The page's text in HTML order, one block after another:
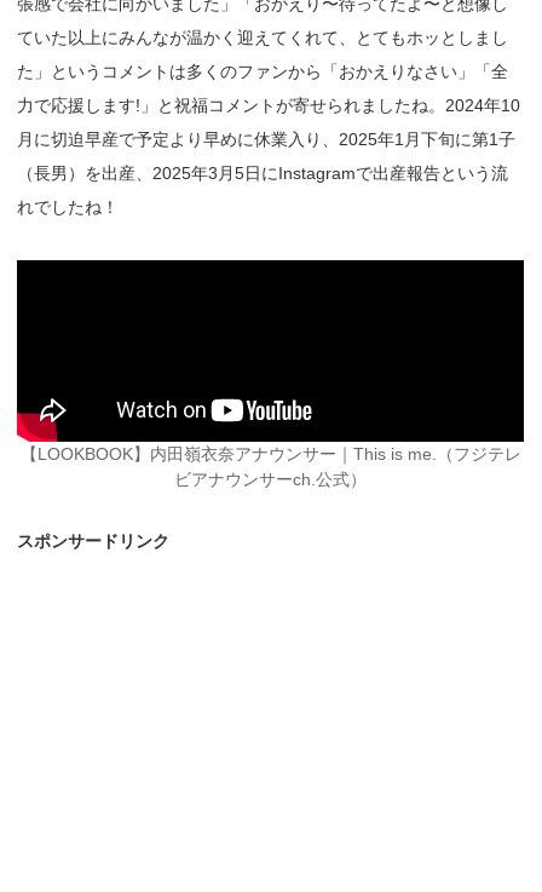
張感で会社に向かいました」「おかえり〜待ってたよ〜と想像し
ていた以上にみんなが温かく迎えてくれて、とてもホッとしまし
た」というコメントは多くのファンから「おかえりなさい」「全
力で応援します!」と祝福コメントが寄せられましたね。2024年10
月に切迫早産で予定より早めに休業入り、2025年1月下旬に第1子
（長男）を出産、2025年3月5日にInstagramで出産報告という流
れでしたね！
【LOOKBOOK】内田嶺衣奈アナウンサー｜This is me.（フジテレ
ビアナウンサーch.公式）
スポンサードリンク